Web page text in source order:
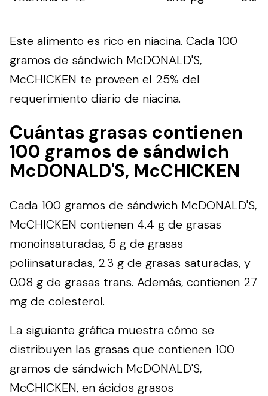
Este alimento es rico en niacina. Cada 100
gramos de sándwich McDONALD'S,
McCHICKEN te proveen el 25% del
requerimiento diario de niacina.
Cuántas grasas contienen
100 gramos de sándwich
McDONALD'S, McCHICKEN
Cada 100 gramos de sándwich McDONALD'S,
McCHICKEN contienen 4.4 g de grasas
monoinsaturadas, 5 g de grasas
poliinsaturadas, 2.3 g de grasas saturadas, y
0.08 g de grasas trans. Además, contienen 27
mg de colesterol.
La siguiente gráfica muestra cómo se
distribuyen las grasas que contienen 100
gramos de sándwich McDONALD'S,
McCHICKEN, en ácidos grasos